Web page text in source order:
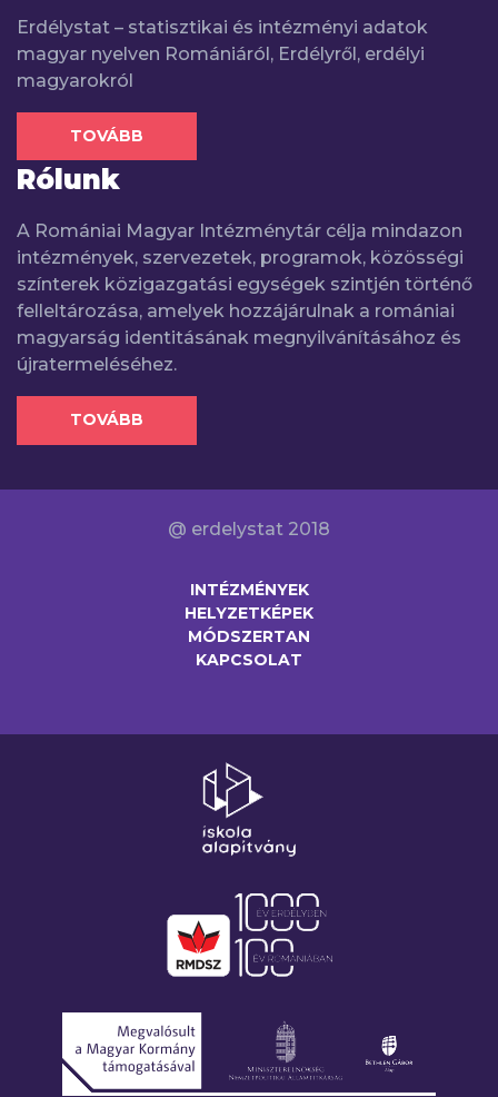
Erdélystat – statisztikai és intézményi adatok
magyar nyelven Romániáról, Erdélyről, erdélyi
magyarokról
TOVÁBB
Rólunk
A Romániai Magyar Intézménytár célja mindazon
intézmények, szervezetek, programok, közösségi
színterek közigazgatási egységek szintjén történő
felleltározása, amelyek hozzájárulnak a romániai
magyarság identitásának megnyilvánításához és
újratermeléséhez.
TOVÁBB
@ erdelystat 2018
INTÉZMÉNYEK
HELYZETKÉPEK
MÓDSZERTAN
KAPCSOLAT